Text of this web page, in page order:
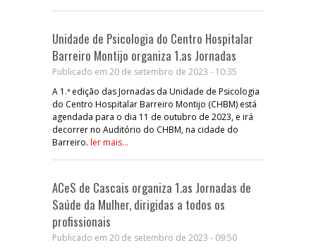
Unidade de Psicologia do Centro Hospitalar
Barreiro Montijo organiza 1.as Jornadas
Publicado em 20 de setembro de 2023 - 10:35
A 1.ª edição das Jornadas da Unidade de Psicologia
do Centro Hospitalar Barreiro Montijo (CHBM) está
agendada para o dia 11 de outubro de 2023, e irá
decorrer no Auditório do CHBM, na cidade do
Barreiro. ler mais...
ACeS de Cascais organiza 1.as Jornadas de
Saúde da Mulher, dirigidas a todos os
profissionais
Publicado em 20 de setembro de 2023 - 09:50